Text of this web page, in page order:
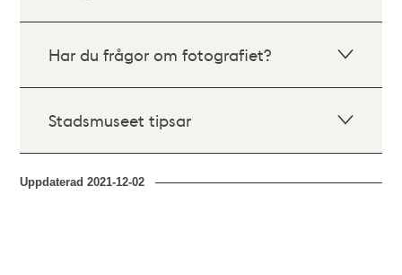
Har du frågor om fotografiet?
Stadsmuseet tipsar
Uppdaterad2021-12-02